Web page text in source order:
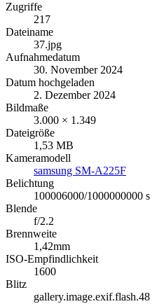
Zugriffe
217
Dateiname
37.jpg
Aufnahmedatum
30. November 2024
Datum hochgeladen
2. Dezember 2024
Bildmaße
3.000 × 1.349
Dateigröße
1,53 MB
Kameramodell
samsung SM-A225F
Belichtung
100006000/1000000000 s
Blende
f/2.2
Brennweite
1,42mm
ISO-Empfindlichkeit
1600
Blitz
gallery.image.exif.flash.48